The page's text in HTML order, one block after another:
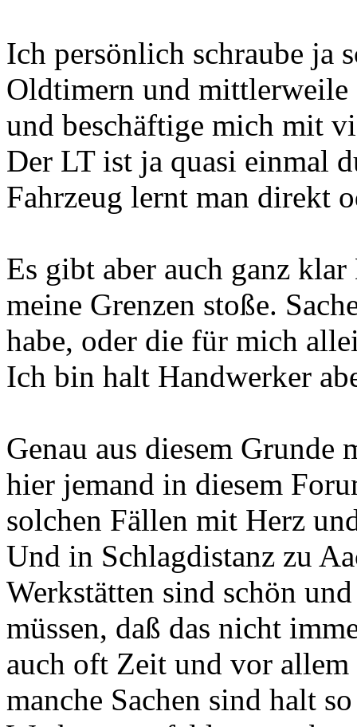
Ich persönlich schraube ja
Oldtimern und mittlerweile
und beschäftige mich mit
Der LT ist ja quasi einmal
Fahrzeug lernt man direkt
Es gibt aber auch ganz
meine Grenzen stoße.
habe, oder die für mich
Ich bin halt Handwerker
Genau aus diesem
hier jemand in diesem
solchen Fällen mit Herz
Und in Schlagdistanz zu
Werkstätten sind schön
müssen, daß das nicht
auch oft Zeit und vor
manche Sachen sind halt